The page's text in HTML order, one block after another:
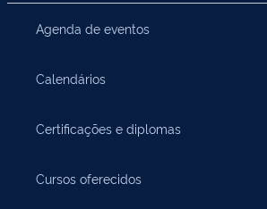
Agenda de eventos
Calendários
Certificações e diplomas
Cursos oferecidos